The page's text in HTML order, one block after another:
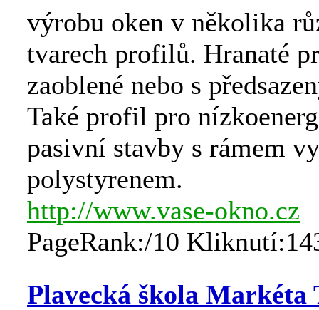
výrobu oken v několika
tvarech profilů. Hranaté
zaoblené nebo s
Také profil pro
pasivní stavby s rámem
polystyrenem.
http://www.vase-okno.cz
PageRank:/10
Plavecká škola Markéta